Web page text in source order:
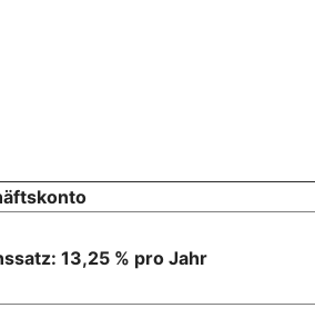
13,25 % pro Jahr